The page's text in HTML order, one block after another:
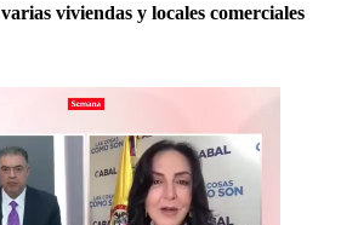
varias viviendas y locales comerciales